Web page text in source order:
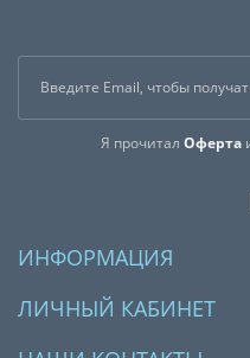
Я прочитал Оферта
ИНФОРМАЦИЯ
ЛИЧНЫЙ КАБИНЕТ